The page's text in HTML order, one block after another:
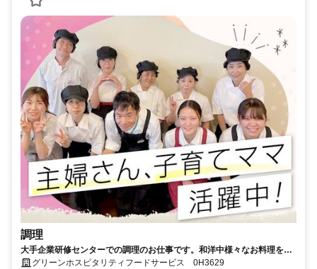
調理
大手企業研修センターでの調理のお仕事です。和洋中様々なお料理を提
供しています！
グリーンホスピタリティフードサービス 0H3629